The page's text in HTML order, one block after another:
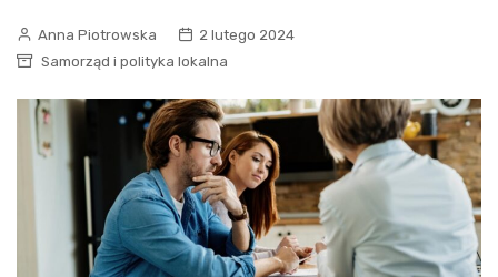
Anna Piotrowska
2 lutego 2024
Samorząd i polityka lokalna